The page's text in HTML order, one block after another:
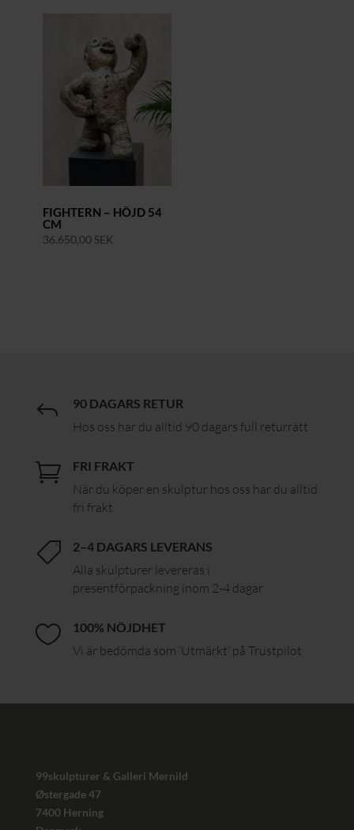
FIGHTERN – HÖJD 54
CM
36.650,00 SEK
J 90 DAGARS RETUR
Hos oss har du alltid 90 dagars full returrätt
 FRI FRAKT
När du köper en skulptur hos oss har du alltid
fri frakt
 2–4 DAGARS LEVERANS
Alla skulpturer levereras i
presentförpackning inom 2-4 dagar
 100% NÖJDHET
Vi är bedömda som ’Utmärkt’ på Trustpilot
99skulpturer & Galleri Mernild
Østergade 47
7400 Herning